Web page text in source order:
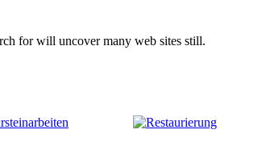
for will uncover many web sites still.